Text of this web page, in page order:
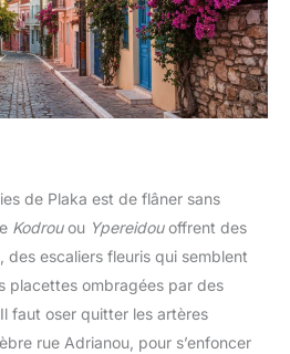
de Plaka est de flâner sans
Kodrouou Ypereidouoffrent des
escaliers fleuris qui semblent
placettes ombragées par des
faut oser quitter les artères
rue Adrianou, pour s’enfoncer